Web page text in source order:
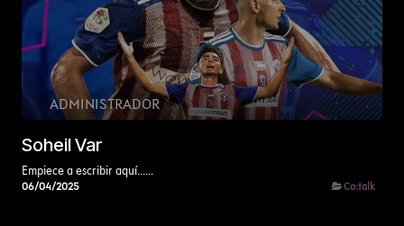
ADMINISTRADOR
Soheil Var
Empiece a escribir aquí......
06/04/2025 Co:talk